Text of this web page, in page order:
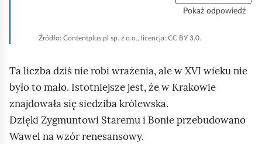
o
d
p
w
i
ć
w
z
y
Pokaż odpowiedź
Źródło: Contentplus.pl sp. z o.o., licencja: CC BY 3.0.
Ta liczba dziś nie robi wrażenia, ale w XVI wieku nie
było to mało. Istotniejsze jest, że w Krakowie
znajdowała się siedziba królewska.
Dzięki Zygmuntowi Staremu i Bonie przebudowano
Wawel na wzór renesansowy.